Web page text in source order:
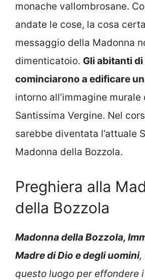
monache vallombrosane.
andate le cose, la cosa
messaggio della Madonna
dimenticatoio. Gli abitanti
cominciarono a edificare
intorno all’immagine murale
Santissima Vergine. Nel
sarebbe diventata l’attuale
Madonna della Bozzola.
Preghiera alla
della Bozzola
Madonna della Bozzola,
Madre di Dio e degli uomini,
questo luogo per effondere